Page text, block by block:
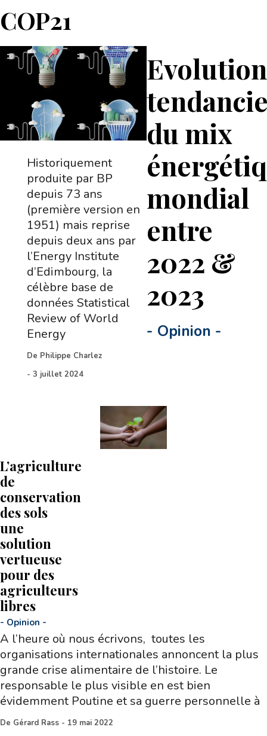
COP21
Evolution
du mix
mondial
entre
2022 &
2023
- Opinion -
Historiquement
produite par BP
depuis 73 ans
(première version en
1951) mais reprise
depuis deux ans par
l’Energy Institute
d’Edimbourg, la
célèbre base de
données Statistical
Review of World
Energy
De Philippe Charlez
- 3 juillet 2024
L’agriculture
de
conservation
des sols
une
solution
vertueuse
pour des
agriculteurs
libres
- Opinion -
A l’heure où nous écrivons, toutes les
organisations internationales annoncent la plus
grande crise alimentaire de l’histoire. Le
responsable le plus visible en est bien
évidemment Poutine et sa guerre personnelle à
De Gérard Rass - 19 mai 2022